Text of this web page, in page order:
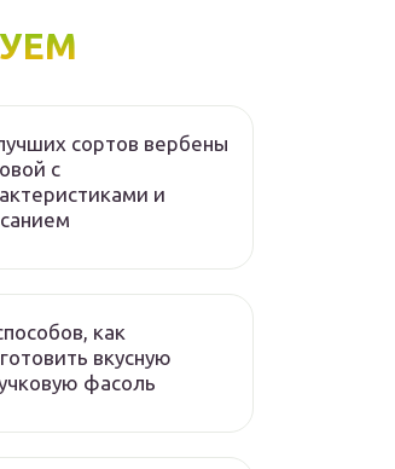
сортов вербены
с
и
как
вкусную
фасоль